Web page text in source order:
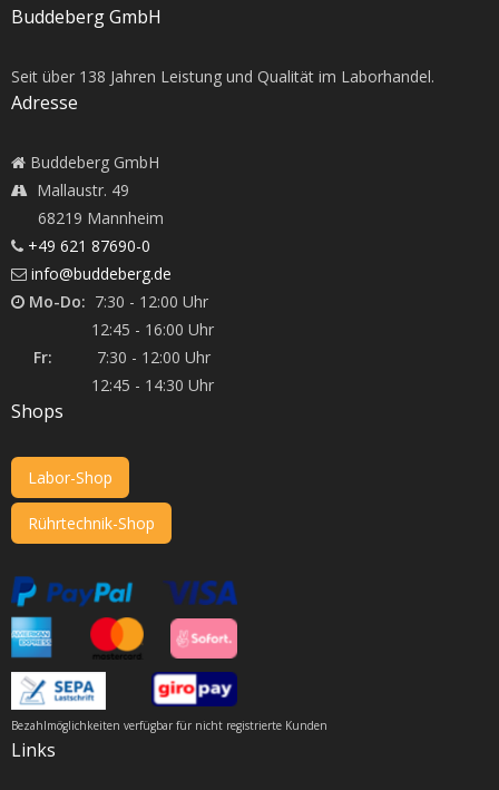
Buddeberg GmbH
Seit über 138 Jahren Leistung und Qualität im Laborhandel.
Adresse
Buddeberg GmbH
Mallaustr. 49
68219 Mannheim
+49 621 87690-0
info@buddeberg.de
Mo-Do: 7:30 - 12:00 Uhr
12:45 - 16:00 Uhr
Fr: 7:30 - 12:00 Uhr
12:45 - 14:30 Uhr
Shops
Labor-Shop
Rührtechnik-Shop
Bezahlmöglichkeiten verfügbar für nicht registrierte Kunden
Links